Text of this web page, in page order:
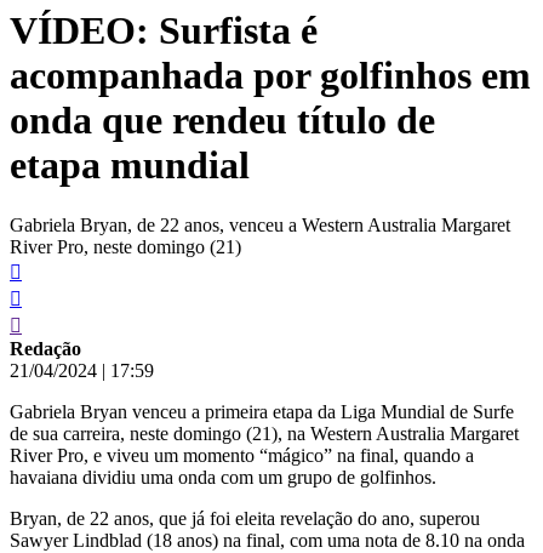
conteúdo
VÍDEO: Surfista é
acompanhada por golfinhos em
onda que rendeu título de
etapa mundial
Gabriela Bryan, de 22 anos, venceu a Western Australia Margaret
River Pro, neste domingo (21)
Redação
21/04/2024 | 17:59
Gabriela Bryan venceu a primeira etapa da Liga Mundial de Surfe
de sua carreira, neste domingo (21), na Western Australia Margaret
River Pro, e viveu um momento “mágico” na final, quando a
havaiana dividiu uma onda com um grupo de golfinhos.
Bryan, de 22 anos, que já foi eleita revelação do ano, superou
Sawyer Lindblad (18 anos) na final, com uma nota de 8.10 na onda